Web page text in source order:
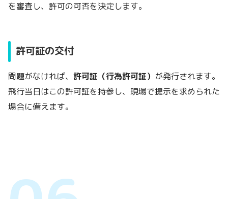
を審査し、許可の可否を決定します。
許可証の交付
問題がなければ、 許可証（行為許可証） が発行されます。
飛行当日はこの許可証を持参し、現場で提示を求められた
場合に備えます。